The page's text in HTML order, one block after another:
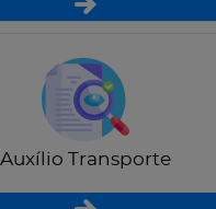
Auxílio Transporte